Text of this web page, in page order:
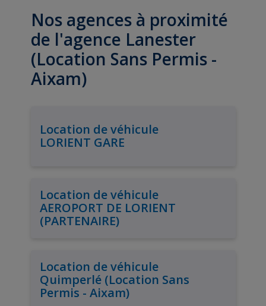
Nos agences à proximité
de l'agence Lanester
(Location Sans Permis -
Aixam)
Location de véhicule
LORIENT GARE
Location de véhicule
AEROPORT DE LORIENT
(PARTENAIRE)
Location de véhicule
Quimperlé (Location Sans
Permis - Aixam)